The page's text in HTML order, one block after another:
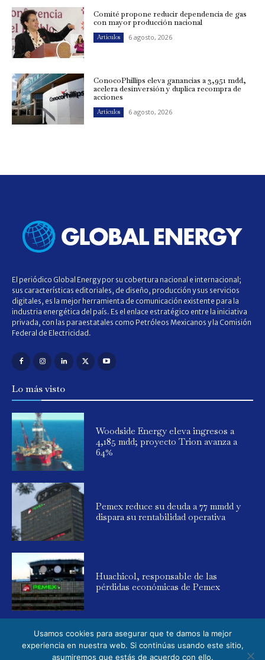
Comité propone reducir dependencia de gas
con mayor producción nacional
Artículos 6 agosto, 2026
ConocoPhillips eleva ganancias a 3,951 mdd,
acelera desinversión y duplica recompra de
acciones
Artículos 6 agosto, 2026
El periódico Global Energy por su cobertura nacional e internacional;
sus características editoriales, de diseño, producción y sus servicios
digitales, es la mejor herramienta de comunicación existente para la
industria energética del país. Es el enlace estratégico entre la iniciativa
privada, con las paraestatales como Petróleos Mexicanos y la Comisión
Federal de Electricidad.
Lo más visto
Woodside Energy eleva ingresos a
4,185 mdd; proyecto Trion avanza a
64%
Pemex reduce su deuda a 77 mmdd y
dispara su rentabilidad operativa
Huachicol, responsable de las
pérdidas económicas de Pemex
Usamos cookies para asegurar que te damos la mejor
experiencia en nuestra web. Si continúas usando este sitio,
asumiremos que estás de acuerdo con ello.